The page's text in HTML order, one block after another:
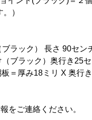
）
ラック） 長さ 90セン
ブラック）奥行き25
＝厚み18ミリ X 奥行
をご連絡ください。